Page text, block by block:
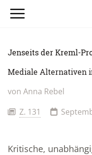
Jenseits der Kreml-
Mediale Alternativen
von Anna Rebel
Z. 131
Kritische,